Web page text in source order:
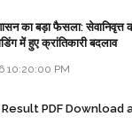
का बड़ा फैसला: सेवानिवृत्त
में हुए क्रांतिकारी बदलाव
10:20:00 PM
Result PDF Download